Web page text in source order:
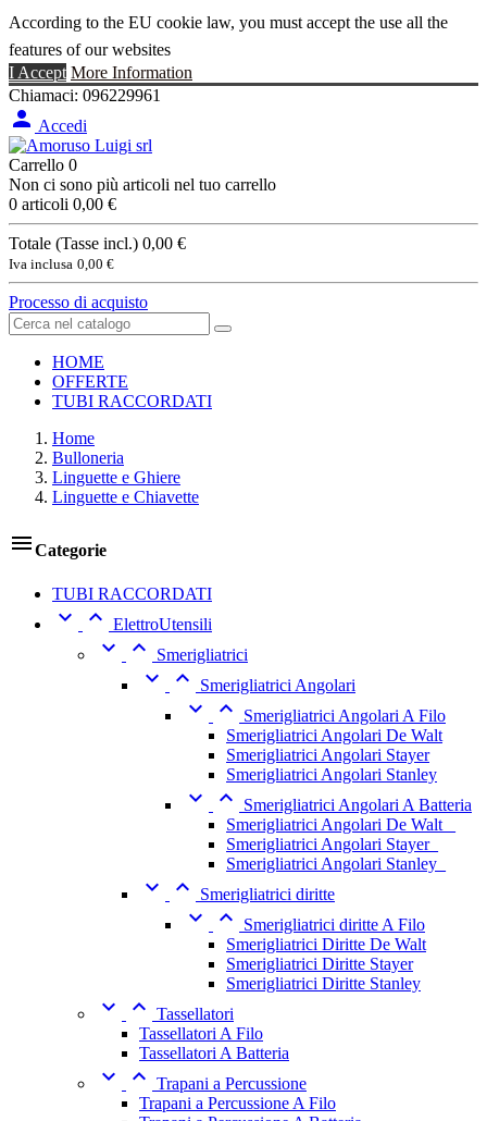
According to the EU cookie law, you must accept the use all the
features of our websites
I Accept More Information
Chiamaci: 096229961
 Accedi
Carrello 0
Non ci sono più articoli nel tuo carrello
0 articoli 0,00 €
Totale (Tasse incl.) 0,00 €
Iva inclusa 0,00 €
Processo di acquisto
HOME
OFFERTE
TUBI RACCORDATI
Home
Bulloneria
Linguette e Ghiere
Linguette e Chiavette
Categorie
TUBI RACCORDATI
  ElettroUtensili
  Smerigliatrici
  Smerigliatrici Angolari
 
Smerigliatrici Angolari A Filo
Smerigliatrici Angolari De Walt
Smerigliatrici Angolari Stayer
Smerigliatrici Angolari Stanley
 
Smerigliatrici Angolari A Batteria
Smerigliatrici Angolari De Walt _
Smerigliatrici Angolari Stayer_
Smerigliatrici Angolari Stanley_
  Smerigliatrici diritte
 
Smerigliatrici diritte A Filo
Smerigliatrici Diritte De Walt
Smerigliatrici Diritte Stayer
Smerigliatrici Diritte Stanley
  Tassellatori
Tassellatori A Filo
Tassellatori A Batteria
  Trapani a Percussione
Trapani a Percussione A Filo